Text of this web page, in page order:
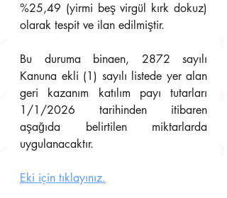
%25,49 (yirmi beş virgül kırk dokuz)
olarak tespit ve ilan edilmiştir.
Bu duruma binaen, 2872 sayılı
Kanuna ekli (1) sayılı listede yer alan
geri kazanım katılım payı tutarları
1/1/2026 tarihinden itibaren
aşağıda belirtilen miktarlarda
uygulanacaktır.
Eki için tıklayınız.